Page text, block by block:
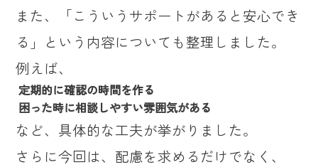
また、「こういうサポートがあると安心でき
る」という内容についても整理しました。
例えば、
定期的に確認の時間を作る
困った時に相談しやすい雰囲気がある
など、具体的な工夫が挙がりました。
さらに今回は、配慮を求めるだけでなく、